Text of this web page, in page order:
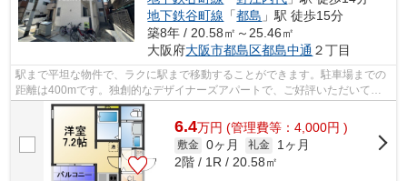
地下鉄谷町線 「都島 」駅 徒歩15分
築8年 / 20.58㎡～25.46㎡
大阪府大阪市都島区都島中通 ２丁目
駅まで平坦な物件で、ラクに駅まで移動することができます。駐車場までの
距離は400mです。独創的なデザイナーズアパートで、ご好評いただいてい
ます。共用部に住民専用のゴミ置き場が...
6.4万円 (管理費等：4,000円 )
敷金 0ヶ月 礼金
1ヶ月
2階 / 1R / 20.58㎡